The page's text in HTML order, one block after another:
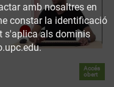
Accés
obert
amb nosaltres en
constar la identificació
s'aplica als dominis